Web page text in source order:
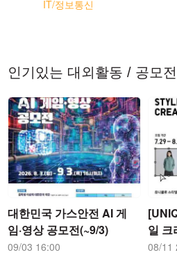
IT/정보통신
인기있는 대외활동 / 공모
대한민국 가스안전 AI 게
임·영상 공모전(~9/3)
09/03 16:00
일 크
대외
08/11